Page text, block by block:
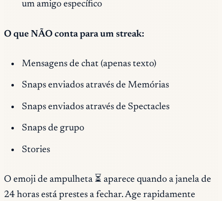
um amigo específico
O que NÃO conta para um streak:
Mensagens de chat (apenas texto)
Snaps enviados através de Memórias
Snaps enviados através de Spectacles
Snaps de grupo
Stories
O emoji de ampulheta ⏳ aparece quando a janela de
24 horas está prestes a fechar. Age rapidamente